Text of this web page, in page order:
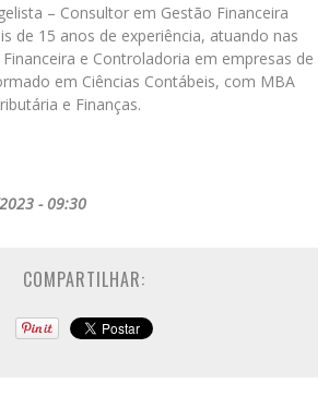
– Consultor em Gestão Financeira
de 15 anos de experiência, atuando nas
e Controladoria em empresas de
em Ciências Contábeis, com MBA
e Finanças.
- 09:30
COMPARTILHAR: